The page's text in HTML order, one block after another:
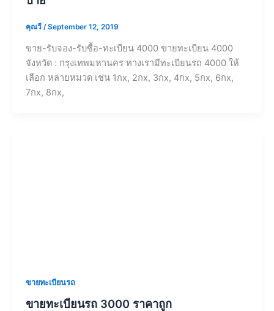
คุณวี /September 12, 2019
ขาย-รับจอง-รับซื้อ-ทะเบียน 4000 ขายทะเบียน 4000
จังหวัด : กรุงเทพมหานคร ทางเรามีทะเบียนรถ 4000 ให้
เลือก หลายหมวด เช่น 1กx, 2กx, 3กx, 4กx, 5กx, 6กx,
7กx, 8กx,
ขายทะเบียนรถ
ขายทะเบียนรถ 3000 ราคาถูก